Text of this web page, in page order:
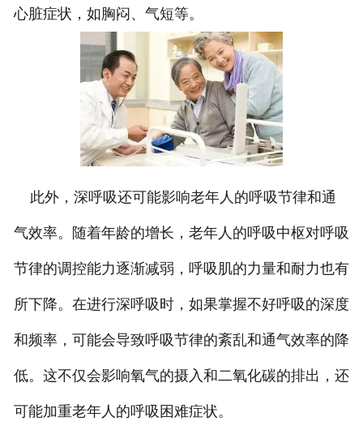
心脏症状，如胸闷、气短等。
此外，深呼吸还可能影响老年人的呼吸节律和通
气效率。随着年龄的增长，老年人的呼吸中枢对呼吸
节律的调控能力逐渐减弱，呼吸肌的力量和耐力也有
所下降。在进行深呼吸时，如果掌握不好呼吸的深度
和频率，可能会导致呼吸节律的紊乱和通气效率的降
低。这不仅会影响氧气的摄入和二氧化碳的排出，还
可能加重老年人的呼吸困难症状。